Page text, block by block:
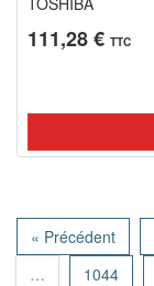
111,28 € TTC
« Précédent
…
1044